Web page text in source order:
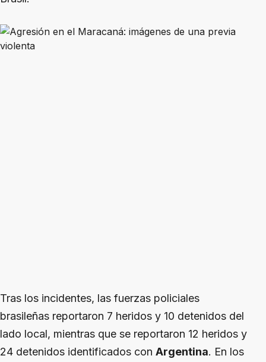
Tras los incidentes, las fuerzas policiales
brasileñas reportaron 7 heridos y 10 detenidos del
lado local, mientras que se reportaron 12 heridos y
24 detenidos identificados con Argentina. En los